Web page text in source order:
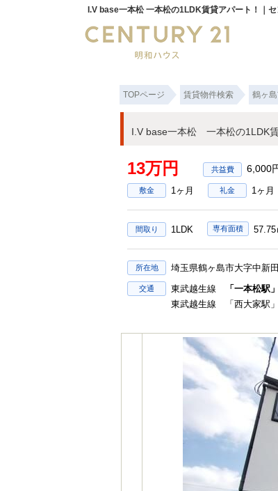
TOPページ 賃貸物件検索 鶴ヶ
I.V base一本松 一本松の1LDK
13万円 6,000
敷金 1ヶ月 礼金 1ヶ月
間取り 1LDK 専有面積 57.75
所在地 埼玉県鶴ヶ島市大字中
交通 東武越生線 「一本松駅」
東武越生線 「西大家駅